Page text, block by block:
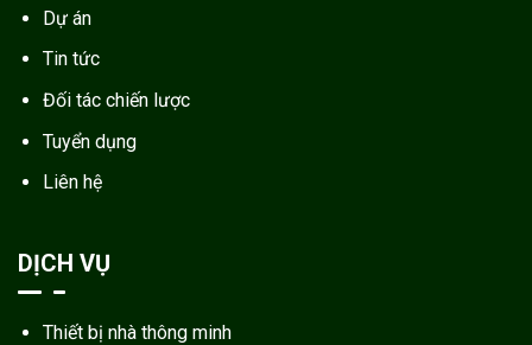
Dự án
Tin tức
Đối tác chiến lược
Tuyển dụng
Liên hệ
DỊCH VỤ
Thiết bị nhà thông minh